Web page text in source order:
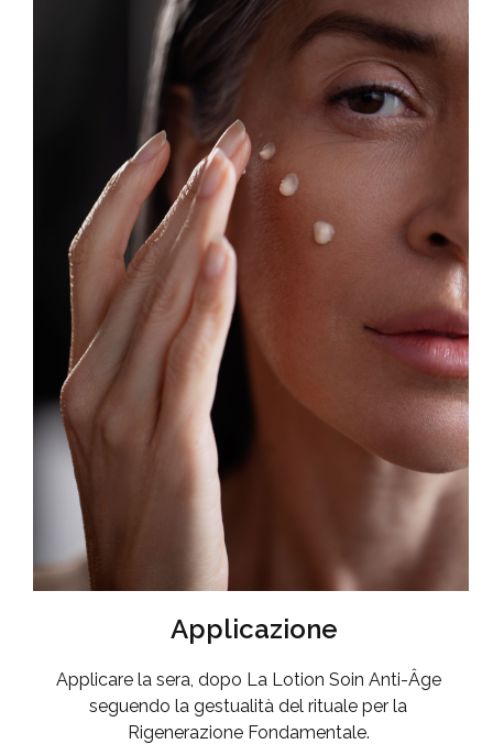
Applicazione
Applicare la sera, dopo La Lotion Soin Anti-Âge
seguendo la gestualità del rituale per la
Rigenerazione Fondamentale.